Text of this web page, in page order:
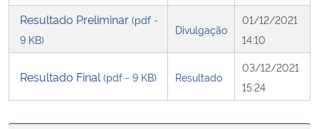
Advocacia-Geral da União
Planalto
Resultado Preliminar (pdf -
9 KB)
Divulgação
01/12/2021
14:10
Resultado Final (pdf - 9 KB) Resultado
03/12/2021
15:24